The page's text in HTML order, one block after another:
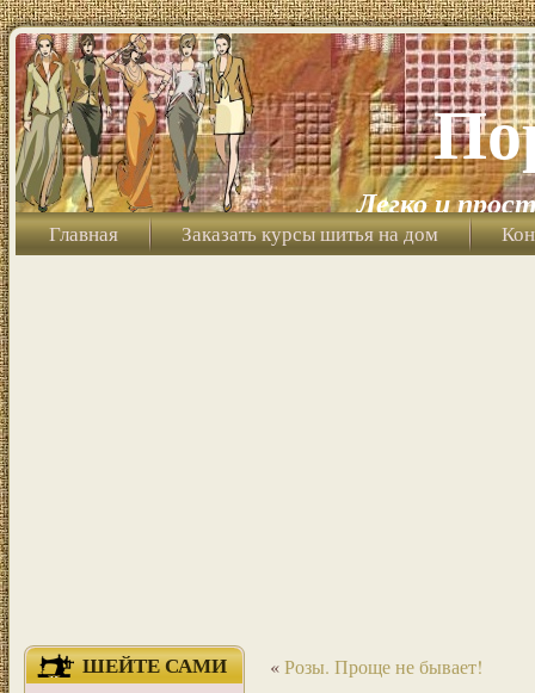
Легко и
Главная Заказать курсы шитья на дом
ШЕЙТЕ САМИ «Розы. Проще не бывает!